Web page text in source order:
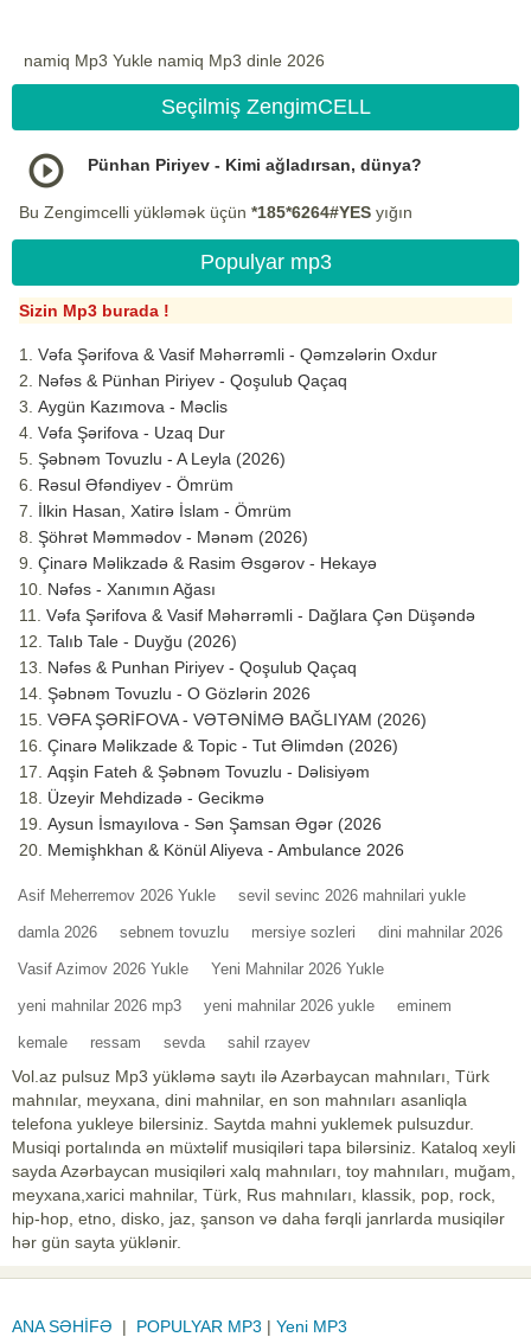
namiq Mp3 Yukle namiq Mp3 dinle 2026
Seçilmiş ZengimCELL
Pünhan Piriyev - Kimi ağladırsan, dünya?
Bu Zengimcelli yükləmək üçün *185*6264#YES yığın
Populyar mp3
Sizin Mp3 burada !
Vəfa Şərifova & Vasif Məhərrəmli - Qəmzələrin Oxdur
Nəfəs & Pünhan Piriyev - Qoşulub Qaçaq
Aygün Kazımova - Məclis
Vəfa Şərifova - Uzaq Dur
Şəbnəm Tovuzlu - A Leyla (2026)
Rəsul Əfəndiyev - Ömrüm
İlkin Hasan, Xatirə İslam - Ömrüm
Şöhrət Məmmədov - Mənəm (2026)
Çinarə Məlikzadə & Rasim Əsgərov - Hekayə
Nəfəs - Xanımın Ağası
Vəfa Şərifova & Vasif Məhərrəmli - Dağlara Çən Düşəndə
Talıb Tale - Duyğu (2026)
Nəfəs & Punhan Piriyev - Qoşulub Qaçaq
Şəbnəm Tovuzlu - O Gözlərin 2026
VƏFA ŞƏRİFOVA - VƏTƏNİMƏ BAĞLIYAM (2026)
Çinarə Məlikzade & Topic - Tut Əlimdən (2026)
Aqşin Fateh & Şəbnəm Tovuzlu - Dəlisiyəm
Üzeyir Mehdizadə - Gecikmə
Aysun İsmayılova - Sən Şamsan Əgər (2026
Memişhkhan & Könül Aliyeva - Ambulance 2026
Asif Meherremov 2026 Yukle sevil sevinc 2026 mahnilari yukle
damla 2026 sebnem tovuzlu mersiye sozleri dini mahnilar 2026
Vasif Azimov 2026 Yukle Yeni Mahnilar 2026 Yukle
yeni mahnilar 2026 mp3 yeni mahnilar 2026 yukle eminem
kemale ressam sevda sahil rzayev
Vol.az pulsuz Mp3 yükləmə saytı ilə Azərbaycan mahnıları, Türk
mahnılar, meyxana, dini mahnilar, en son mahnıları asanliqla
telefona yukleye bilersiniz. Saytda mahni yuklemek pulsuzdur.
Musiqi portalında ən müxtəlif musiqiləri tapa bilərsiniz. Kataloq xeyli
sayda Azərbaycan musiqiləri xalq mahnıları, toy mahnıları, muğam,
meyxana,xarici mahnilar, Türk, Rus mahnıları, klassik, pop, rock,
hip-hop, etno, disko, jaz, şanson və daha fərqli janrlarda musiqilər
hər gün sayta yüklənir.
ANA SƏHİFƏ | POPULYAR MP3 | Yeni MP3